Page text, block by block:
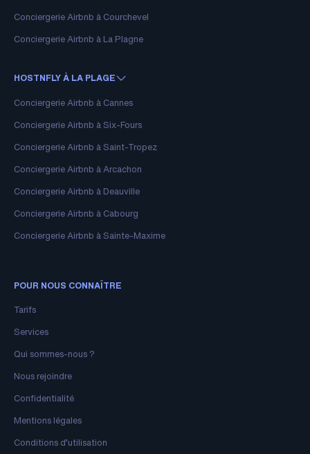
Conciergerie Airbnb à Courchevel
Conciergerie Airbnb à La Plagne
HOSTNFLY À LA PLAGE
Conciergerie Airbnb à Cannes
Conciergerie Airbnb à Six-Fours
Conciergerie Airbnb à Saint-Tropez
Conciergerie Airbnb à Arcachon
Conciergerie Airbnb à Deauville
Conciergerie Airbnb à Cabourg
Conciergerie Airbnb à Sainte-Maxime
POUR NOUS CONNAÎTRE
Tarifs
Services
Qui sommes-nous ?
Nous rejoindre
Confidentialité
Mentions légales
Conditions d’utilisation